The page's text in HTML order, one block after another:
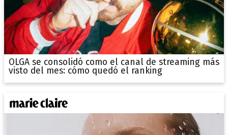
OLGA se consolidó como el canal de streaming más
visto del mes: cómo quedó el ranking